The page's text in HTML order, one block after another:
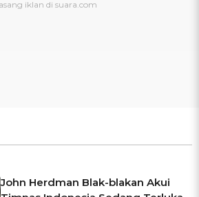
John Herdman Blak-blakan Akui